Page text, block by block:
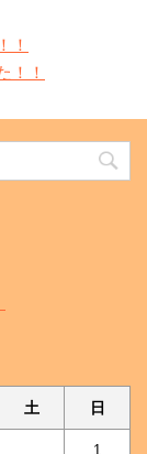
！
！！
土 日
1